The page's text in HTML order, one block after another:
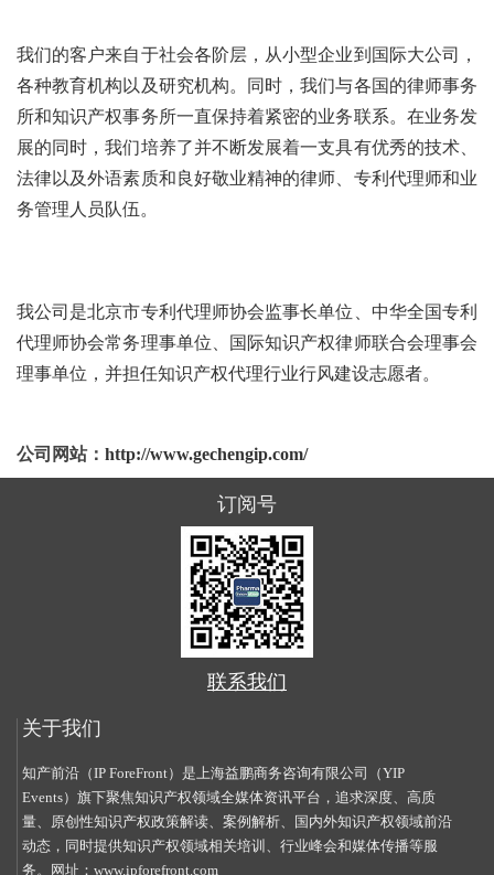
我们的客户来自于社会各阶层，从小型企业到国际大公司，
各种教育机构以及研究机构。同时，我们与各国的律师事务
所和知识产权事务所一直保持着紧密的业务联系。在业务发
展的同时，我们培养了并不断发展着一支具有优秀的技术、
法律以及外语素质和良好敬业精神的律师、专利代理师和业
务管理人员队伍。
我公司是北京市专利代理师协会监事长单位、中华全国专利
代理师协会常务理事单位、国际知识产权律师联合会理事会
理事单位，并担任知识产权代理行业行风建设志愿者。
公司网站： http://www.gechengip.com/
订阅号
联系我们
关于我们
知产前沿（IP ForeFront）是上海益鹏商务咨询有限公司（YIP
Events）旗下聚焦知识产权领域全媒体资讯平台，追求深度、高质
量、原创性知识产权政策解读、案例解析、国内外知识产权领域前沿
动态，同时提供知识产权领域相关培训、行业峰会和媒体传播等服
务。网址： www.ipforefront.com